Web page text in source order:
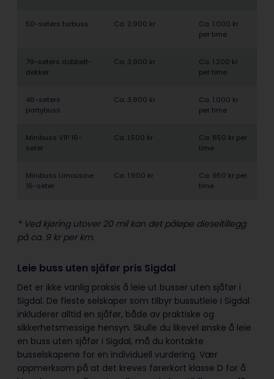
50-seters turbuss Ca. 2.900 kr
Ca. 1.000 kr
per time
79-seters dobbelt­
dekker
Ca. 3.900 kr
Ca. 1.200 kr
per time
46-seters
partybuss
Ca. 3.900 kr
Ca. 1.000 kr
per time
Minibuss VIP 16-
seter
Ca. 1.500 kr
Ca. 850 kr per
time
Minibuss Limousine
16-seter
Ca. 1.900 kr
Ca. 950 kr per
time
* Ved kjøring utover 20 mil kan det påløpe dieseltillegg
på ca. 9 kr per km.
Leie buss uten sjåfør pris Sigdal
Det er ikke vanlig praksis å leie ut busser uten sjåfør i
Sigdal. De fleste selskaper som tilbyr bussutleie i Sigdal
inkluderer alltid en sjåfør, både av praktiske og
sikkerhetsmessige hensyn. Skulle du likevel ønske å leie
en buss uten sjåfør i Sigdal, må du kontakte
busselskapene for en individuell vurdering. Vær
oppmerksom på at det kreves førerkort klasse D for å